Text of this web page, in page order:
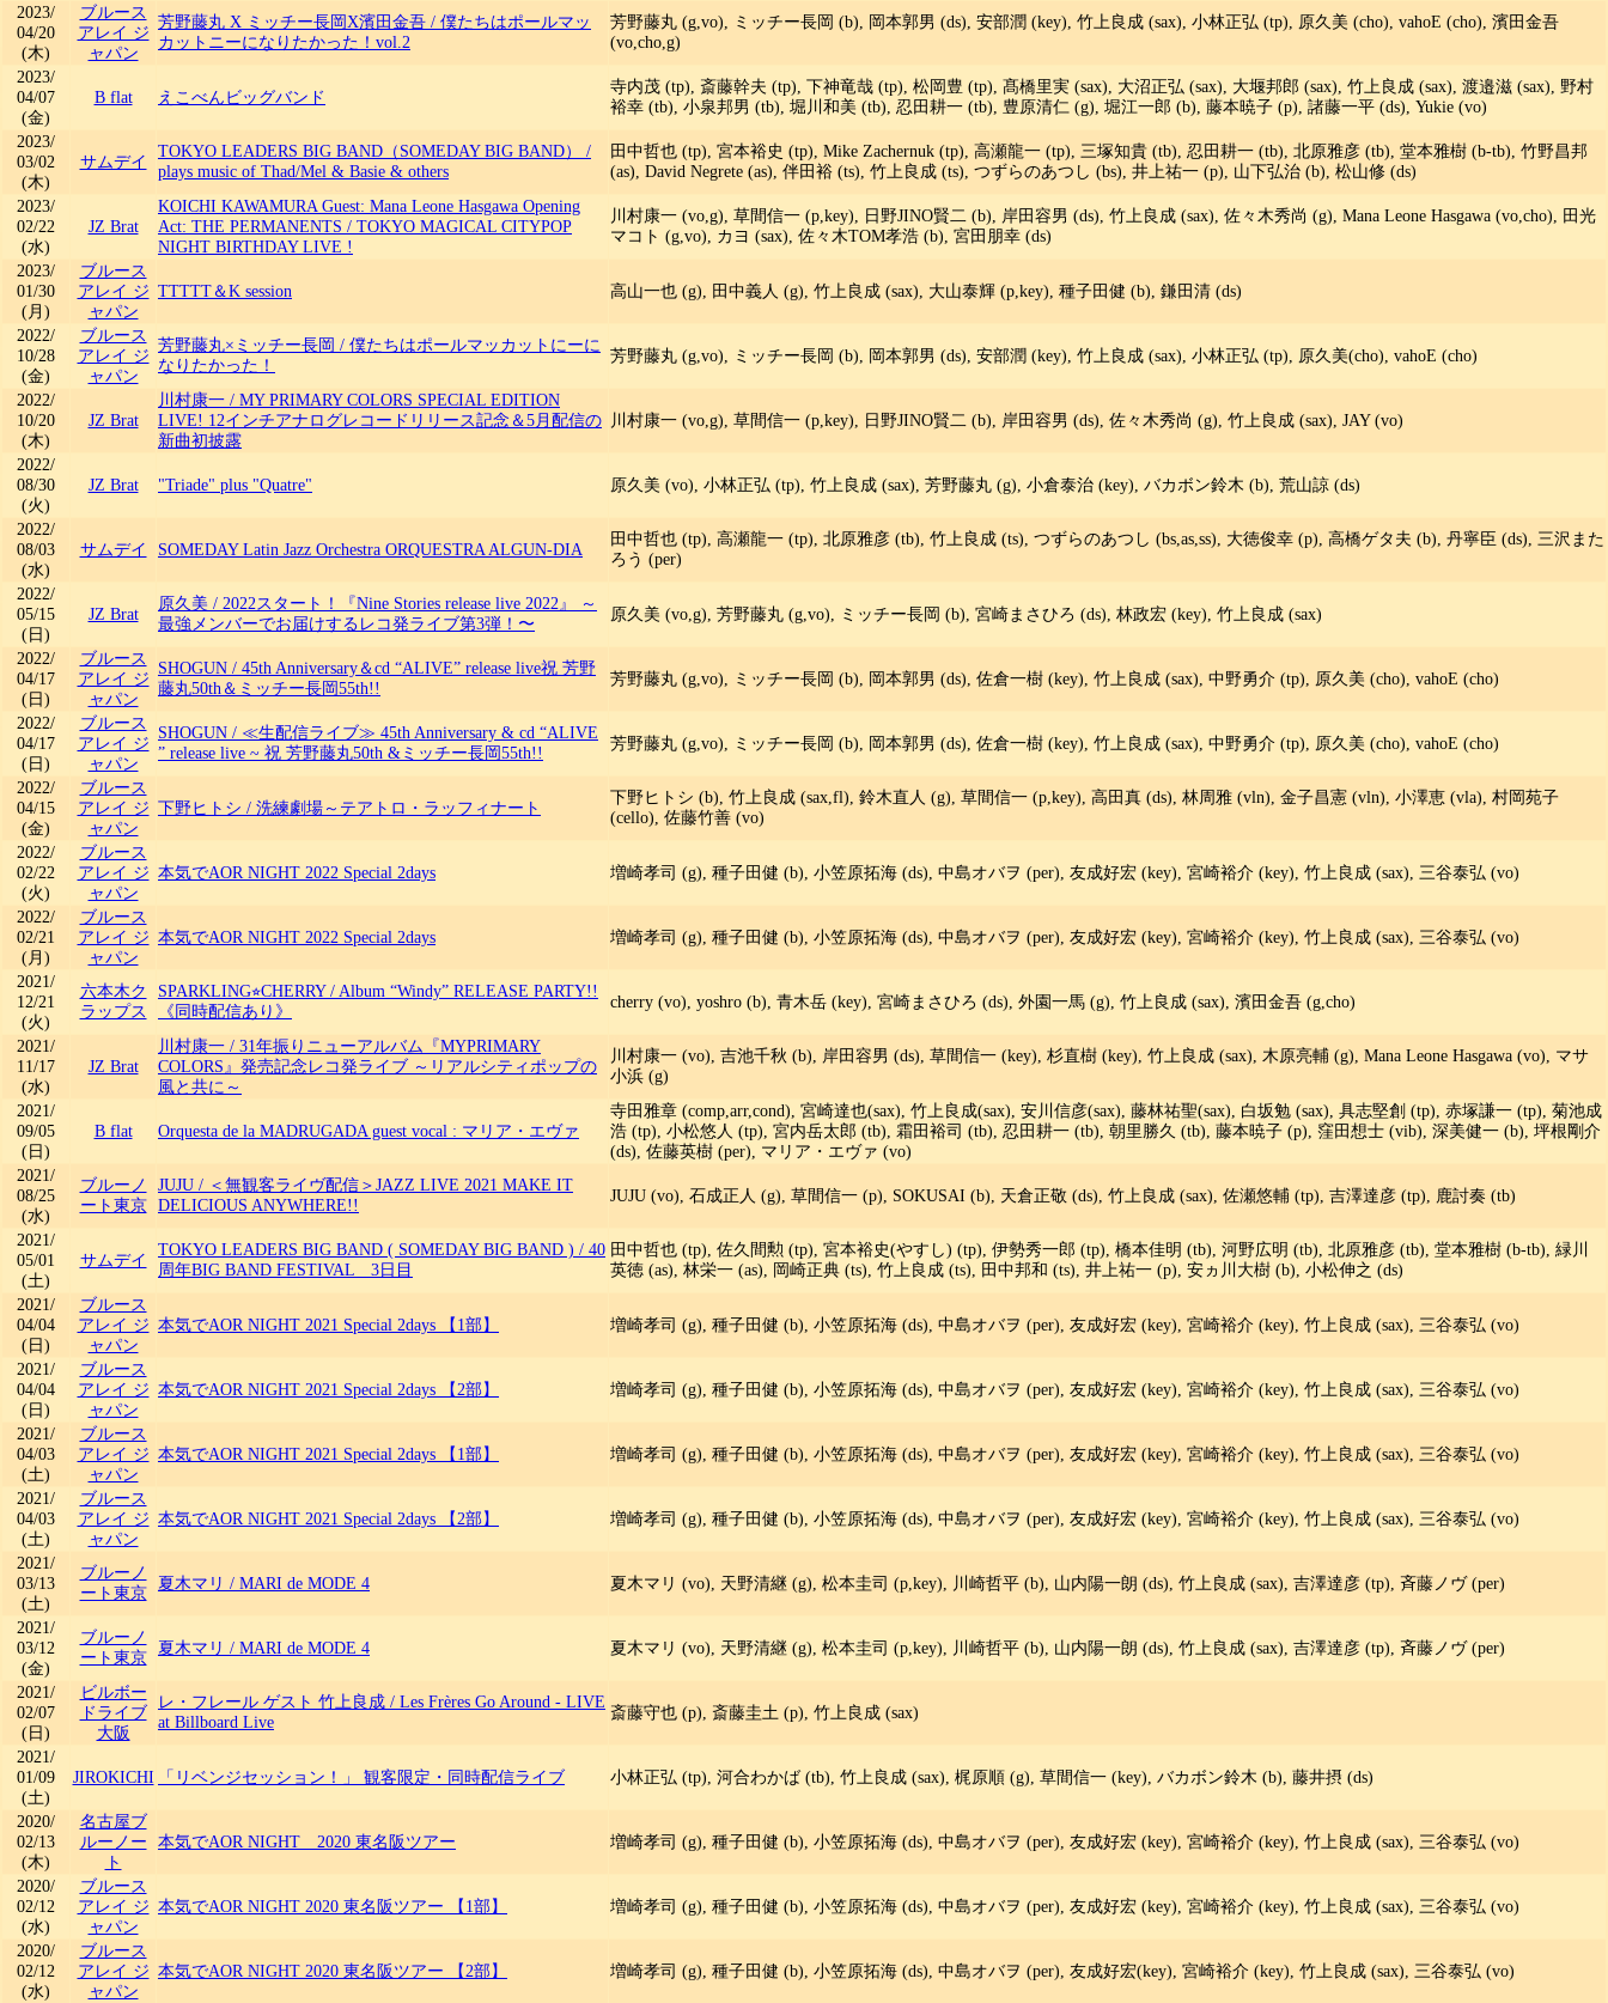
2023/
04/20
(木)
ブルース
アレイ ジ
ャパン
芳野藤丸 X ミッチー長岡X濱田金吾 / 僕たちはポールマッ
カットニーになりたかった！vol.2
芳野藤丸 (g,vo), ミッチー長岡 (b), 岡本郭男 (ds), 安部潤 (key), 竹上良成 (sax), 小林正弘 (tp), 原久美 (cho), vahoE (cho), 濱田金吾
(vo,cho,g)
2023/
04/07
(金)
B flat えこべんビッグバンド
寺内茂 (tp), 斎藤幹夫 (tp), 下神竜哉 (tp), 松岡豊 (tp), 髙橋里実 (sax), 大沼正弘 (sax), 大堰邦郎 (sax), 竹上良成 (sax), 渡邉滋 (sax), 野村
裕幸 (tb), 小泉邦男 (tb), 堀川和美 (tb), 忍田耕一 (tb), 豊原清仁 (g), 堀江一郎 (b), 藤本暁子 (p), 諸藤一平 (ds), Yukie (vo)
2023/
03/02
(木)
サムデイ
TOKYO LEADERS BIG BAND（SOMEDAY BIG BAND）
/
plays music of Thad/Mel & Basie & others
田中哲也 (tp), 宮本裕史 (tp), Mike Zachernuk (tp), 高瀬龍一 (tp), 三塚知貴 (tb), 忍田耕一 (tb), 北原雅彦 (tb), 堂本雅樹 (b-tb), 竹野昌邦
(as), David Negrete (as), 伴田裕 (ts), 竹上良成 (ts), つずらのあつし (bs), 井上祐一 (p), 山下弘治 (b), 松山修 (ds)
2023/
02/22
(水)
JZ Brat
KOICHI KAWAMURA Guest: Mana Leone Hasgawa Opening
Act: THE PERMANENTS / TOKYO MAGICAL CITYPOP
NIGHT BIRTHDAY LIVE !
川村康一 (vo,g), 草間信一 (p,key), 日野JINO賢二 (b), 岸田容男 (ds), 竹上良成 (sax), 佐々木秀尚 (g), Mana Leone Hasgawa (vo,cho), 田光
マコト (g,vo), カヨ (sax), 佐々木TOM孝浩 (b), 宮田朋幸 (ds)
2023/
01/30
(月)
ブルース
アレイ ジ
ャパン
TTTTT＆K session 高山一也 (g), 田中義人 (g), 竹上良成 (sax), 大山泰輝 (p,key), 種子田健 (b), 鎌田清 (ds)
2022/
10/28
(金)
ブルース
アレイ ジ
ャパン
芳野藤丸×ミッチー長岡 / 僕たちはポールマッカットにーに
なりたかった！
芳野藤丸 (g,vo), ミッチー長岡 (b), 岡本郭男 (ds), 安部潤 (key), 竹上良成 (sax), 小林正弘 (tp), 原久美(cho), vahoE (cho)
2022/
10/20
(木)
JZ Brat
川村康一 / MY PRIMARY COLORS SPECIAL EDITION
LIVE! 12インチアナログレコードリリース記念＆5月配信の
新曲初披露
川村康一 (vo,g), 草間信一 (p,key), 日野JINO賢二 (b), 岸田容男 (ds), 佐々木秀尚 (g), 竹上良成 (sax), JAY (vo)
2022/
08/30
(火)
JZ Brat "Triade" plus "Quatre" 原久美 (vo), 小林正弘 (tp), 竹上良成 (sax), 芳野藤丸 (g), 小倉泰治 (key), バカボン鈴木 (b), 荒山諒 (ds)
2022/
08/03
(水)
サムデイ SOMEDAY Latin Jazz Orchestra ORQUESTRA ALGUN-DIA
田中哲也 (tp), 高瀬龍一 (tp), 北原雅彦 (tb), 竹上良成 (ts), つずらのあつし (bs,as,ss), 大徳俊幸 (p), 高橋ゲタ夫 (b), 丹寧臣 (ds), 三沢また
ろう (per)
2022/
05/15
(日)
JZ Brat
原久美 / 2022スタート！『Nine Stories release live 2022』 ～
最強メンバーでお届けするレコ発ライブ第3弾！〜
原久美 (vo,g), 芳野藤丸 (g,vo), ミッチー長岡 (b), 宮崎まさひろ (ds), 林政宏 (key), 竹上良成 (sax)
2022/
04/17
(日)
ブルース
アレイ ジ
ャパン
SHOGUN / 45th Anniversary＆cd “ALIVE” release live祝 芳野
藤丸50th＆ミッチー長岡55th!!
芳野藤丸 (g,vo), ミッチー長岡 (b), 岡本郭男 (ds), 佐倉一樹 (key), 竹上良成 (sax), 中野勇介 (tp), 原久美 (cho), vahoE (cho)
2022/
04/17
(日)
ブルース
アレイ ジ
ャパン
SHOGUN / ≪生配信ライブ≫ 45th Anniversary & cd “ALIVE
” release live ~ 祝 芳野藤丸50th &ミッチー長岡55th!!
芳野藤丸 (g,vo), ミッチー長岡 (b), 岡本郭男 (ds), 佐倉一樹 (key), 竹上良成 (sax), 中野勇介 (tp), 原久美 (cho), vahoE (cho)
2022/
04/15
(金)
ブルース
アレイ ジ
ャパン
下野ヒトシ / 洗練劇場～テアトロ・ラッフィナート
下野ヒトシ (b), 竹上良成 (sax,fl), 鈴木直人 (g), 草間信一 (p,key), 高田真 (ds), 林周雅 (vln), 金子昌憲 (vln), 小澤恵 (vla), 村岡苑子
(cello), 佐藤竹善 (vo)
2022/
02/22
(火)
ブルース
アレイ ジ
ャパン
本気でAOR NIGHT 2022 Special 2days 増崎孝司 (g), 種子田健 (b), 小笠原拓海 (ds), 中島オバヲ (per), 友成好宏 (key), 宮崎裕介 (key), 竹上良成 (sax), 三谷泰弘 (vo)
2022/
02/21
(月)
ブルース
アレイ ジ
ャパン
本気でAOR NIGHT 2022 Special 2days 増崎孝司 (g), 種子田健 (b), 小笠原拓海 (ds), 中島オバヲ (per), 友成好宏 (key), 宮崎裕介 (key), 竹上良成 (sax), 三谷泰弘 (vo)
2021/
12/21
(火)
六本木ク
ラップス
SPARKLING⭐︎CHERRY/Album “Windy” RELEASE PARTY!!
《同時配信あり》
cherry (vo), yoshro (b), 青木岳 (key), 宮崎まさひろ (ds), 外園一馬 (g), 竹上良成 (sax), 濱田金吾 (g,cho)
2021/
11/17
(水)
JZ Brat
川村康一 / 31年振りニューアルバム『MYPRIMARY
COLORS』発売記念レコ発ライブ ～リアルシティポップの
風と共に～
川村康一 (vo), 吉池千秋 (b), 岸田容男 (ds), 草間信一 (key), 杉直樹 (key), 竹上良成 (sax), 木原亮輔 (g), Mana Leone Hasgawa (vo), マサ
小浜 (g)
2021/
09/05
(日)
B flat Orquesta de la MADRUGADA guest vocal : マリア・エヴァ
寺田雅章 (comp,arr,cond), 宮崎達也(sax), 竹上良成(sax), 安川信彦(sax), 藤林祐聖(sax), 白坂勉 (sax), 具志堅創 (tp), 赤塚謙一 (tp), 菊池成
浩 (tp), 小松悠人 (tp), 宮内岳太郎 (tb), 霜田裕司 (tb), 忍田耕一 (tb), 朝里勝久 (tb), 藤本暁子 (p), 窪田想士 (vib), 深美健一 (b), 坪根剛介
(ds), 佐藤英樹 (per), マリア・エヴァ (vo)
2021/
08/25
(水)
ブルーノ
ート東京
JUJU / ＜無観客ライヴ配信＞JAZZ LIVE 2021 MAKE IT
DELICIOUS ANYWHERE!!
JUJU (vo), 石成正人 (g), 草間信一 (p), SOKUSAI (b), 天倉正敬 (ds), 竹上良成 (sax), 佐瀬悠輔 (tp), 吉澤達彦 (tp), 鹿討奏 (tb)
2021/
05/01
(土)
サムデイ
TOKYO LEADERS BIG BAND ( SOMEDAY BIG BAND ) / 40
周年BIG BAND FESTIVAL 3日目
田中哲也 (tp), 佐久間勲 (tp), 宮本裕史(やすし) (tp), 伊勢秀一郎 (tp), 橋本佳明 (tb), 河野広明 (tb), 北原雅彦 (tb), 堂本雅樹 (b-tb), 緑川
英徳 (as), 林栄一 (as), 岡崎正典 (ts), 竹上良成 (ts), 田中邦和 (ts), 井上祐一 (p), 安ヵ川大樹 (b), 小松伸之 (ds)
2021/
04/04
(日)
ブルース
アレイ ジ
ャパン
本気でAOR NIGHT 2021 Special 2days 【1部】 増崎孝司 (g), 種子田健 (b), 小笠原拓海 (ds), 中島オバヲ (per), 友成好宏 (key), 宮崎裕介 (key), 竹上良成 (sax), 三谷泰弘 (vo)
2021/
04/04
(日)
ブルース
アレイ ジ
ャパン
本気でAOR NIGHT 2021 Special 2days 【2部】 増崎孝司 (g), 種子田健 (b), 小笠原拓海 (ds), 中島オバヲ (per), 友成好宏 (key), 宮崎裕介 (key), 竹上良成 (sax), 三谷泰弘 (vo)
2021/
04/03
(土)
ブルース
アレイ ジ
ャパン
本気でAOR NIGHT 2021 Special 2days 【1部】 増崎孝司 (g), 種子田健 (b), 小笠原拓海 (ds), 中島オバヲ (per), 友成好宏 (key), 宮崎裕介 (key), 竹上良成 (sax), 三谷泰弘 (vo)
2021/
04/03
(土)
ブルース
アレイ ジ
ャパン
本気でAOR NIGHT 2021 Special 2days 【2部】 増崎孝司 (g), 種子田健 (b), 小笠原拓海 (ds), 中島オバヲ (per), 友成好宏 (key), 宮崎裕介 (key), 竹上良成 (sax), 三谷泰弘 (vo)
2021/
03/13
(土)
ブルーノ
ート東京
夏木マリ / MARI de MODE 4 夏木マリ (vo), 天野清継 (g), 松本圭司 (p,key), 川崎哲平 (b), 山内陽一朗 (ds), 竹上良成 (sax), 吉澤達彦 (tp), 斉藤ノヴ (per)
2021/
03/12
(金)
ブルーノ
ート東京
夏木マリ / MARI de MODE 4 夏木マリ (vo), 天野清継 (g), 松本圭司 (p,key), 川崎哲平 (b), 山内陽一朗 (ds), 竹上良成 (sax), 吉澤達彦 (tp), 斉藤ノヴ (per)
2021/
02/07
(日)
ビルボー
ドライブ
大阪
レ・フレール ゲスト 竹上良成 / Les Frères Go Around - LIVE
at Billboard Live
斎藤守也 (p), 斎藤圭土 (p), 竹上良成 (sax)
2021/
01/09
(土)
JIROKICHI 「リベンジセッション！」 観客限定・同時配信ライブ 小林正弘 (tp), 河合わかば (tb), 竹上良成 (sax), 梶原順 (g), 草間信一 (key), バカボン鈴木 (b), 藤井摂 (ds)
2020/
02/13
(木)
名古屋ブ
ルーノー
ト
本気でAOR NIGHT 2020 東名阪ツアー 増崎孝司 (g), 種子田健 (b), 小笠原拓海 (ds), 中島オバヲ (per), 友成好宏 (key), 宮崎裕介 (key), 竹上良成 (sax), 三谷泰弘 (vo)
2020/
02/12
(水)
ブルース
アレイ ジ
ャパン
本気でAOR NIGHT 2020 東名阪ツアー 【1部】 増崎孝司 (g), 種子田健 (b), 小笠原拓海 (ds), 中島オバヲ (per), 友成好宏 (key), 宮崎裕介 (key), 竹上良成 (sax), 三谷泰弘 (vo)
2020/
02/12
(水)
ブルース
アレイ ジ
ャパン
本気でAOR NIGHT 2020 東名阪ツアー 【2部】 増崎孝司 (g), 種子田健 (b), 小笠原拓海 (ds), 中島オバヲ (per), 友成好宏(key), 宮崎裕介 (key), 竹上良成 (sax), 三谷泰弘 (vo)